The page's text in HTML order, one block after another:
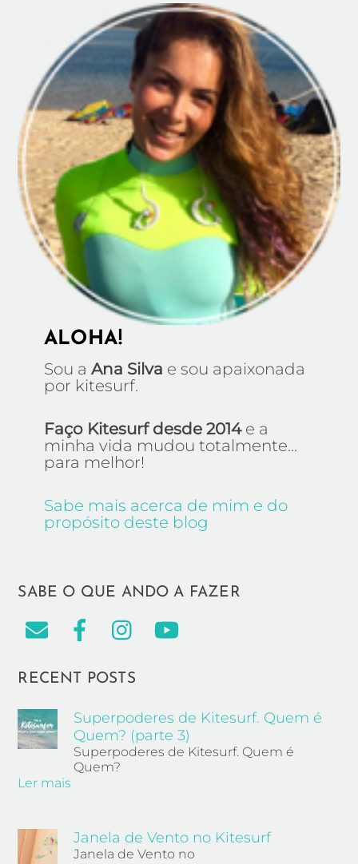
ALOHA!
Sou a Ana Silva e sou apaixonada
por kitesurf.
Faço Kitesurf desde 2014e a
minha vida mudou totalmente...
para melhor!
Sabe mais acerca de mim e do
propósito deste blog
SABE O QUE ANDO A FAZER
RECENT POSTS
Superpoderes de Kitesurf. Quem é
Quem? (parte 3)
Superpoderes de Kitesurf. Quem é
Quem?
Ler mais
Janela de Vento no Kitesurf
Janela de Vento no